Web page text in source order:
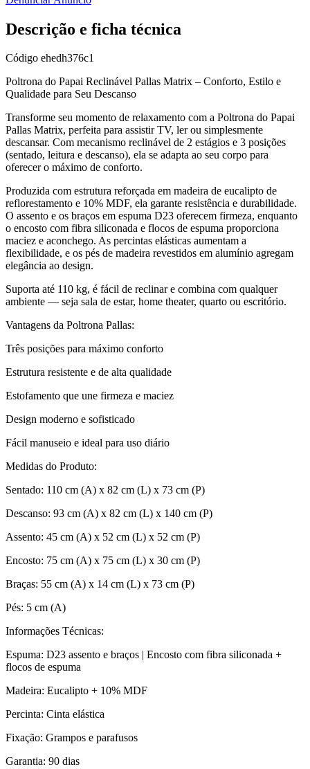
Descrição e ficha técnica
Código ehedh376c1
Poltrona do Papai Reclinável Pallas Matrix – Conforto, Estilo e
Qualidade para Seu Descanso
Transforme seu momento de relaxamento com a Poltrona do Papai
Pallas Matrix, perfeita para assistir TV, ler ou simplesmente
descansar. Com mecanismo reclinável de 2 estágios e 3 posições
(sentado, leitura e descanso), ela se adapta ao seu corpo para
oferecer o máximo de conforto.
Produzida com estrutura reforçada em madeira de eucalipto de
reflorestamento e 10% MDF, ela garante resistência e durabilidade.
O assento e os braços em espuma D23 oferecem firmeza, enquanto
o encosto com fibra siliconada e flocos de espuma proporciona
maciez e aconchego. As percintas elásticas aumentam a
flexibilidade, e os pés de madeira revestidos em alumínio agregam
elegância ao design.
Suporta até 110 kg, é fácil de reclinar e combina com qualquer
ambiente — seja sala de estar, home theater, quarto ou escritório.
Vantagens da Poltrona Pallas:
Três posições para máximo conforto
Estrutura resistente e de alta qualidade
Estofamento que une firmeza e maciez
Design moderno e sofisticado
Fácil manuseio e ideal para uso diário
Medidas do Produto:
Sentado: 110 cm (A) x 82 cm (L) x 73 cm (P)
Descanso: 93 cm (A) x 82 cm (L) x 140 cm (P)
Assento: 45 cm (A) x 52 cm (L) x 52 cm (P)
Encosto: 75 cm (A) x 75 cm (L) x 30 cm (P)
Braças: 55 cm (A) x 14 cm (L) x 73 cm (P)
Pés: 5 cm (A)
Informações Técnicas:
Espuma: D23 assento e braços | Encosto com fibra siliconada +
flocos de espuma
Madeira: Eucalipto + 10% MDF
Percinta: Cinta elástica
Fixação: Grampos e parafusos
Garantia: 90 dias